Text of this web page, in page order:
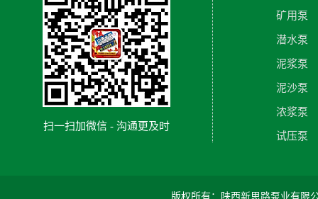
扫一扫加微信 - 沟通更及时
矿用泵
潜水泵
泥浆泵
泥沙泵
浓浆泵
试压泵
版权所有：陕西新思路泵业